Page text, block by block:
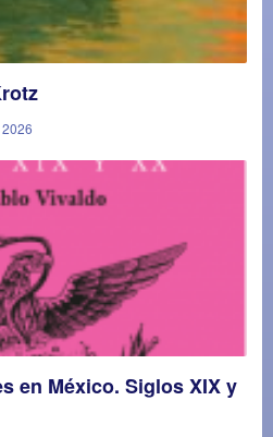
en México. Siglos XIX y